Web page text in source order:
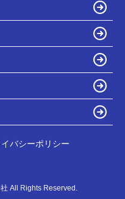
バシーポリシー
All Rights Reserved.